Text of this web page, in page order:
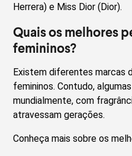
Herrera) e Miss Dior (Dior).
Quais os melhores
femininos?
Existem diferentes marcas
femininos. Contudo,
mundialmente, com
atravessam gerações.
Conheça mais sobre os